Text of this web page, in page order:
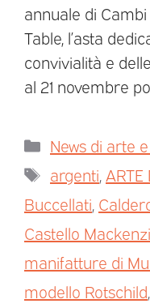
annuale di Cambi
Table, l’asta
convivialità e
al 21 novembre
News di arte
argenti ARTE
Buccellati
Castello
manifatture di
modello Rotschild